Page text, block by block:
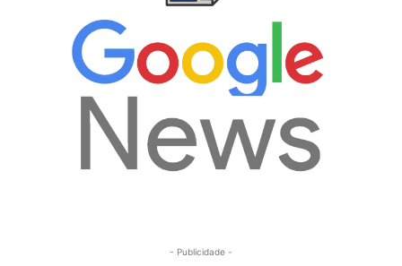
- Publicidade -